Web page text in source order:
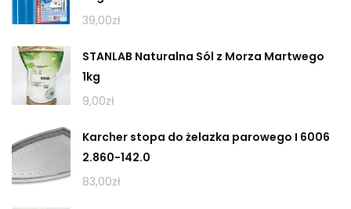
39,00zł
STANLAB Naturalna Sól z Morza Martwego
1kg
9,00zł
Karcher stopa do żelazka parowego I 6006
2.860-142.0
83,00zł